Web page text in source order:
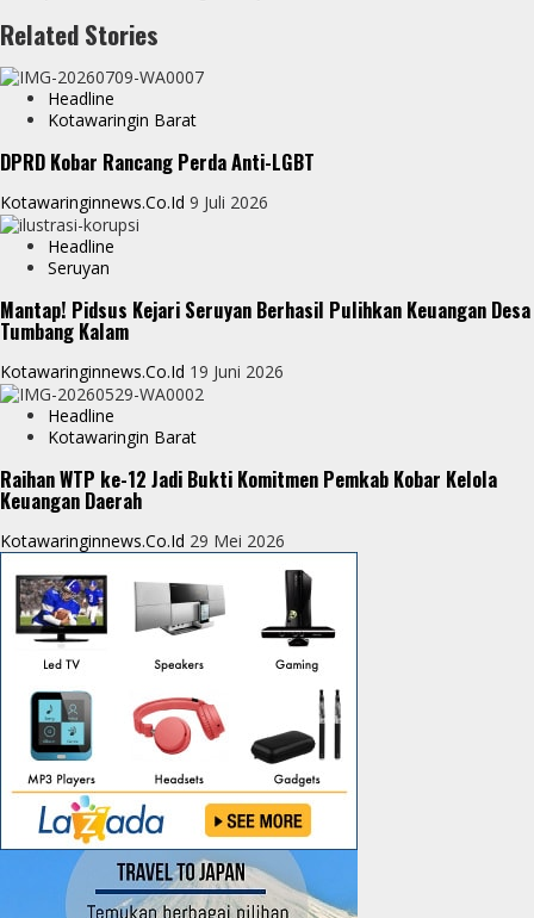
k
rA
p
e
n
e
r
a
r
Related Stories
Headline
Kotawaringin Barat
DPRD Kobar Rancang Perda Anti-LGBT
Kotawaringinnews.co.id 9 Juli 2026
Headline
Seruyan
Mantap! Pidsus Kejari Seruyan Berhasil Pulihkan Keuangan Desa
Tumbang Kalam
Kotawaringinnews.co.id 19 Juni 2026
Headline
Kotawaringin Barat
Raihan WTP ke-12 Jadi Bukti Komitmen Pemkab Kobar Kelola
Keuangan Daerah
Kotawaringinnews.co.id 29 Mei 2026